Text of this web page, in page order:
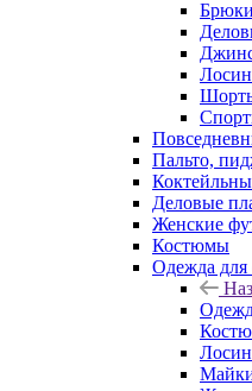
Брюки
Пальто,
Деловые
Женские
Костюмы
Одежда для